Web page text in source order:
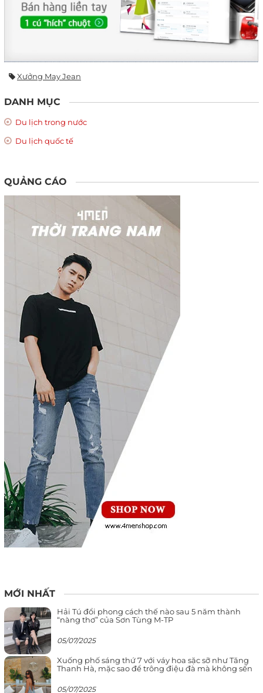
Xưởng May Jean
DANH MỤC
Du lịch trong nước
Du lịch quốc tế
QUẢNG CÁO
MỚI NHẤT
Hải Tú đổi phong cách thế nào sau 5 năm thành
“nàng thơ” của Sơn Tùng M-TP
05/07/2025
Xuống phố sáng thứ 7 với váy hoa sặc sỡ như Tăng
Thanh Hà, mặc sao để trông điệu đà mà không sến
05/07/2025